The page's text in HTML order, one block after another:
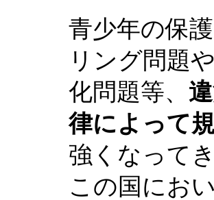
青少年の保
リング問題
化問題等、
律によって
強くなって
この国にお